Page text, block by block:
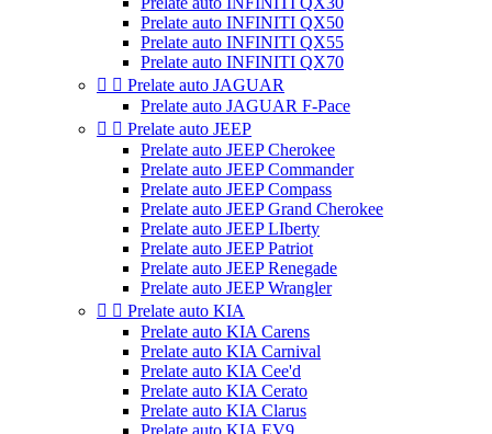
Prelate auto INFINITI QX50
Prelate auto INFINITI QX55
Prelate auto INFINITI QX70
  Prelate auto JAGUAR
Prelate auto JAGUAR F-Pace
  Prelate auto JEEP
Prelate auto JEEP Cherokee
Prelate auto JEEP Commander
Prelate auto JEEP Compass
Prelate auto JEEP Grand Cherokee
Prelate auto JEEP LIberty
Prelate auto JEEP Patriot
Prelate auto JEEP Renegade
Prelate auto JEEP Wrangler
  Prelate auto KIA
Prelate auto KIA Carens
Prelate auto KIA Carnival
Prelate auto KIA Cee'd
Prelate auto KIA Cerato
Prelate auto KIA Clarus
Prelate auto KIA EV9